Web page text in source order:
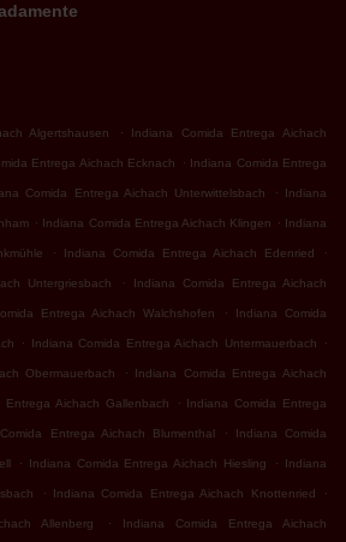
Algertshausen . Indiana Comida Entrega Aichach
Entrega Aichach Ecknach . Indiana Comida Entrega
Comida Entrega Aichach Unterwittelsbach . Indiana
. Indiana Comida Entrega Aichach Klingen . Indiana
. Indiana Comida Entrega Aichach Edenried .
Untergriesbach . Indiana Comida Entrega Aichach
Entrega Aichach Walchshofen . Indiana Comida
. Indiana Comida Entrega Aichach Untermauerbach .
Obermauerbach . Indiana Comida Entrega Aichach
Entrega Aichach Gallenbach . Indiana Comida Entrega
Entrega Aichach Blumenthal . Indiana Comida
. Indiana Comida Entrega Aichach Hiesling . Indiana
. Indiana Comida Entrega Aichach Knottenried .
Allenberg . Indiana Comida Entrega Aichach